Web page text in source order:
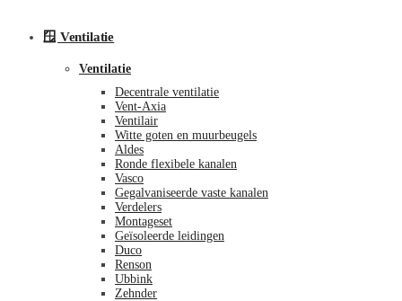
🪟 Ventilatie
Ventilatie
Decentrale ventilatie
Vent-Axia
Ventilair
Witte goten en muurbeugels
Aldes
Ronde flexibele kanalen
Vasco
Gegalvaniseerde vaste kanalen
Verdelers
Montageset
Geïsoleerde leidingen
Duco
Renson
Ubbink
Zehnder